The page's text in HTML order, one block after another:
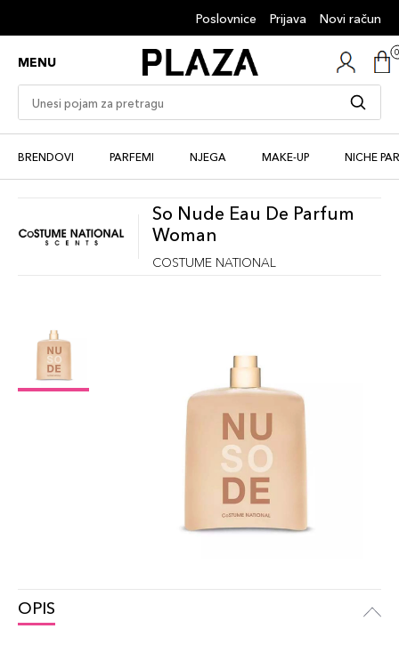
Poslovnice Prijava Novi račun
MENU
BRENDOVI PARFEMI NJEGA MAKE-UP NICHE
So Nude Eau De Parfum
Woman
COSTUME NATIONAL
OPIS